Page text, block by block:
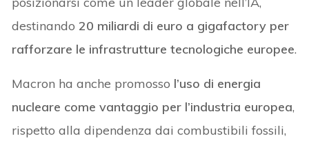
destinando20 miliardi di euro a gigafactory per
rafforzare le infrastrutture tecnologiche europee.
Macron ha anche promosso l’uso di energia
nucleare come vantaggio per l’industria europea,
rispetto alla dipendenza dai combustibili fossili,